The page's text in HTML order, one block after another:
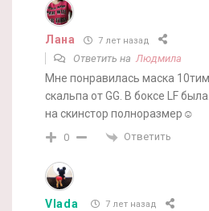
Лана 7 лет назад
Ответить наЛюдмила
Мне понравилась маска
скальпа от GG. В боксе LF
на скинстор полноразмер☺️
0 Ответить
Vlada 7 лет назад